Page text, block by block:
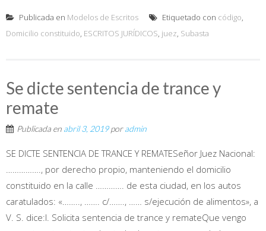
Publicada en Modelos de Escritos Etiquetado con código,
Domicilio constituido, ESCRITOS JURÍDICOS, juez, Subasta
Se dicte sentencia de trance y
remate
Publicada en abril 3, 2019poradmin
SE DICTE SENTENCIA DE TRANCE Y REMATESeñor Juez Nacional:
……………., por derecho propio, manteniendo el domicilio
constituido en la calle …………. de esta ciudad, en los autos
caratulados: «…….., ……. c/……., …… s/ejecución de alimentos», a
V. S. dice:I. Solicita sentencia de trance y remateQue vengo